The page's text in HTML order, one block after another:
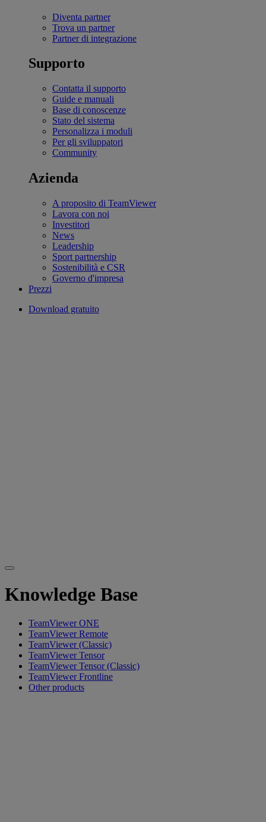
Diventa partner
Trova un partner
Partner di integrazione
Supporto
Contatta il supporto
Guide e manuali
Base di conoscenze
Stato del sistema
Personalizza i moduli
Per gli sviluppatori
Community
Azienda
A proposito di TeamViewer
Lavora con noi
Investitori
News
Leadership
Sport partnership
Sostenibilità e CSR
Governo d'impresa
Prezzi
Download gratuito
Knowledge Base
TeamViewer ONE
TeamViewer Remote
TeamViewer (Classic)
TeamViewer Tensor
TeamViewer Tensor (Classic)
TeamViewer Frontline
Other products